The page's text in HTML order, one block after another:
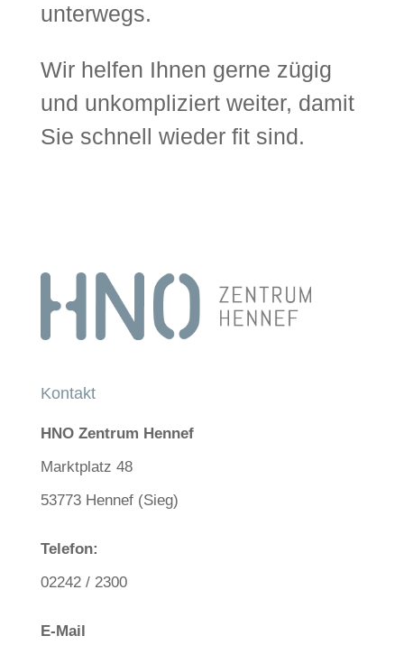
unterwegs.
Wir helfen Ihnen gerne zügig
und unkompliziert weiter, damit
Sie schnell wieder fit sind.
Kontakt
HNO Zentrum Hennef
Marktplatz 48
53773 Hennef (Sieg)
Telefon:
02242 / 2300
E-Mail